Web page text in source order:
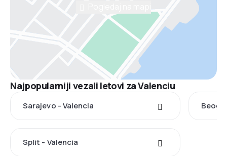
Najpopularniji vezali letovi za Valenciu
Sarajevo - Valencia
Split - Valencia